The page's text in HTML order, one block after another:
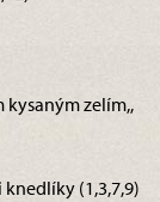
kysaným zelím,,
(1,3,7,9)